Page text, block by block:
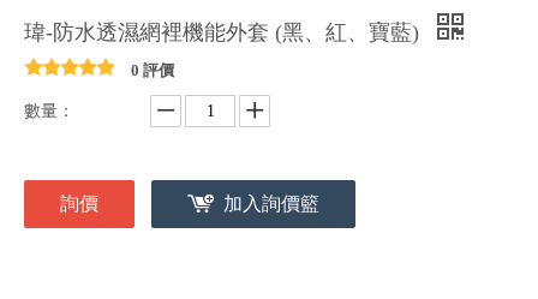
瑋-防水透濕網裡機能外套 (黑、紅、寶藍)
0 評價
數量：
詢價 加入詢價籃